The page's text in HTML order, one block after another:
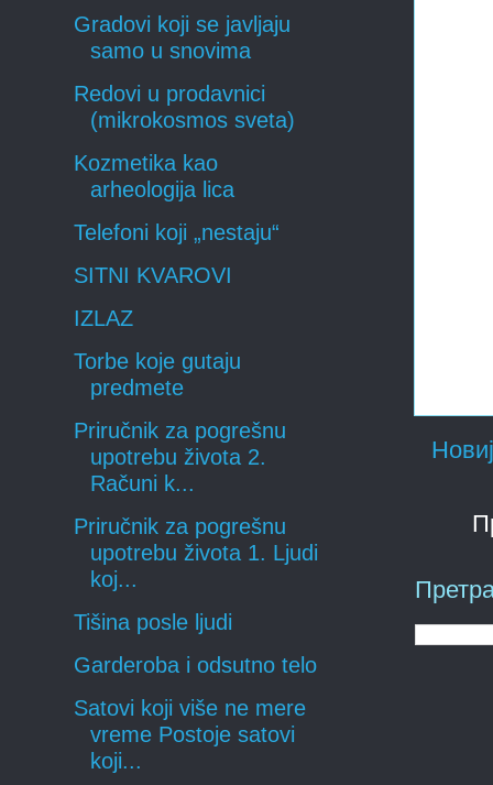
Gradovi koji se javljaju
samo u snovima
Redovi u prodavnici
(mikrokosmos sveta)
Kozmetika kao
arheologija lica
Telefoni koji „nestaju“
SITNI KVAROVI
IZLAZ
Torbe koje gutaju
predmete
Priručnik za pogrešnu
upotrebu života 2.
Računi k...
Priručnik za pogrešnu
upotrebu života 1. Ljudi
koj...
Tišina posle ljudi
Garderoba i odsutno telo
Satovi koji više ne mere
vreme Postoje satovi
koji...